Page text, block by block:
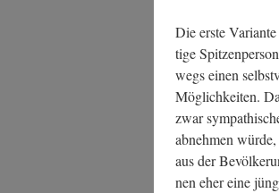
Die ers­te
ti­ge
wegs einen
Mög­lich­kei­ten.
zwar
abneh­men
aus der
nen eher eine